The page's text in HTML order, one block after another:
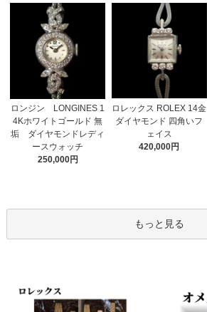
ロンジン LONGINES 1
4Kホワイトゴールド 無
垢 ダイヤモンドレディ
ースウォッチ
250,000円
ロレックス ROLEX 14金
ダイヤモンド 四角いフ
ェイス
420,000円
もっと見る